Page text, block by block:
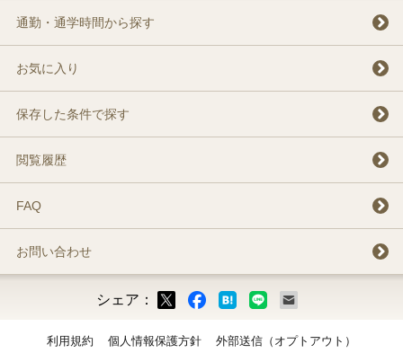
通勤・通学時間から探す
お気に入り
保存した条件で探す
閲覧履歴
FAQ
お問い合わせ
シェア：
利用規約 個人情報保護方針 外部送信（オプトアウト）